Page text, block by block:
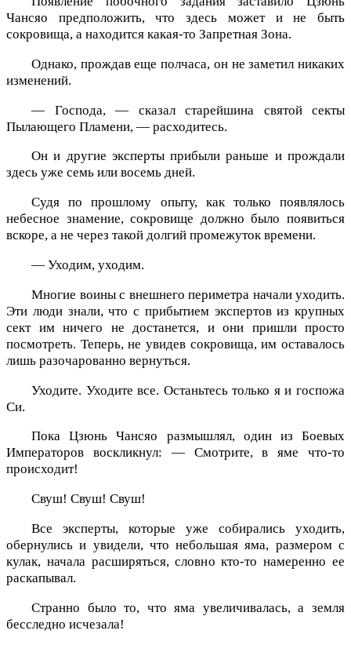
Чансяо предположить, что здесь может и не быть
сокровища, а находится какая-то Запретная Зона.
Однако, прождав еще полчаса, он не заметил никаких
изменений.
— Господа, — сказал старейшина святой секты
Пылающего Пламени, — расходитесь.
Он и другие эксперты прибыли раньше и прождали
здесь уже семь или восемь дней.
Судя по прошлому опыту, как только появлялось
небесное знамение, сокровище должно было появиться
вскоре, а не через такой долгий промежуток времени.
— Уходим, уходим.
Многие воины с внешнего периметра начали уходить.
Эти люди знали, что с прибытием экспертов из крупных
сект им ничего не достанется, и они пришли просто
посмотреть. Теперь, не увидев сокровища, им оставалось
лишь разочарованно вернуться.
Уходите. Уходите все. Останьтесь только я и госпожа
Си.
Пока Цзюнь Чансяо размышлял, один из Боевых
Императоров воскликнул: — Смотрите, в яме что-то
происходит!
Свуш! Свуш! Свуш!
Все эксперты, которые уже собирались уходить,
обернулись и увидели, что небольшая яма, размером с
кулак, начала расширяться, словно кто-то намеренно ее
раскапывал.
Странно было то, что яма увеличивалась, а земля
бесследно исчезала!